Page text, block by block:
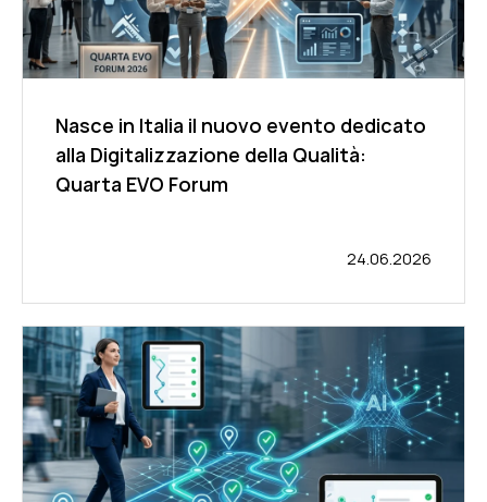
Nasce in Italia il nuovo evento dedicato
alla Digitalizzazione della Qualità:
Quarta EVO Forum
24.06.2026